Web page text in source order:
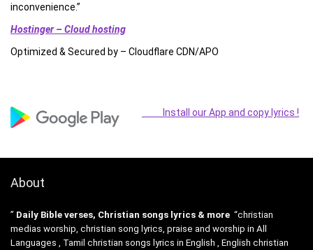
inconvenience.”
Hostinger – Cloud hosting
Optimized & Secured by – Cloudflare CDN/APO
Install our App and copy lyrics !
About
” Daily Bible verses, Christian songs lyrics & more “christian
medias worship, christian song lyrics, praise and worship in All
Languages , Tamil christian songs lyrics in English , English christian